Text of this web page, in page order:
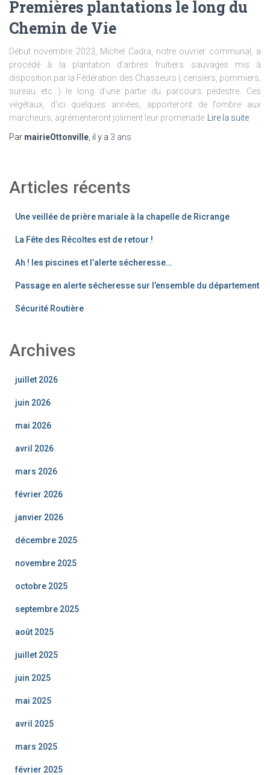
Premières plantations le long du
Chemin de Vie
Début novembre 2023, Michel Cadra, notre ouvrier communal, a
procédé à la plantation d’arbres fruitiers sauvages mis à
disposition par la Fédération des Chasseurs ( cerisiers, pommiers,
sureau etc…) le long d’une partie du parcours pédestre. Ces
végétaux, d’ici quelques années, apporteront de l’ombre aux
marcheurs, agrémenteront joliment leur promenade
Lire la suite
Par mairieOttonville , il y a 3 ans
Articles récents
Une veillée de prière mariale à la chapelle de Ricrange
La Fête des Récoltes est de retour !
Ah ! les piscines et l’alerte sécheresse…
Passage en alerte sécheresse sur l’ensemble du département
Sécurité Routière
Archives
juillet 2026
juin 2026
mai 2026
avril 2026
mars 2026
février 2026
janvier 2026
décembre 2025
novembre 2025
octobre 2025
septembre 2025
août 2025
juillet 2025
juin 2025
mai 2025
avril 2025
mars 2025
février 2025